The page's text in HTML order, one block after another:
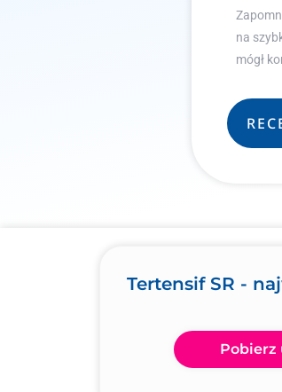
na
mógł
Tertensif SR -
Pobierz